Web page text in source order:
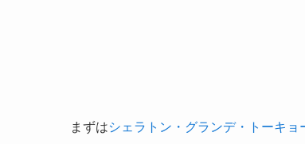
まずはシェラトン・グランデ・トーキョ